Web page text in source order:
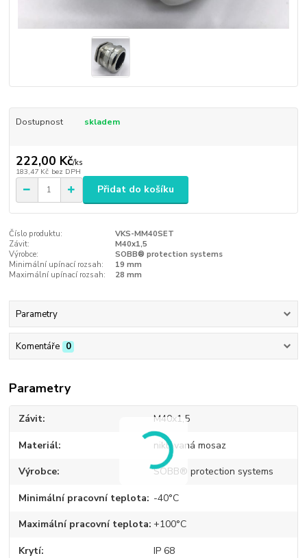
Dostupnost skladem
222,00 Kč/ks
183,47 Kč bez DPH
Přidat do košíku
Číslo produktu:
VKS-MM40SET
Závit:
M40x1,5
Výrobce:
SOBB® protection systems
Minimální upínací rozsah:
19 mm
Maximální upínací rozsah:
28 mm
Parametry
Komentáře 0
Parametry
Závit M40x1,5
Materiál niklovaná mosaz
Výrobce SOBB® protection systems
Minimální pracovní teplota -40°C
Maximální pracovní teplota +100°C
Krytí IP 68